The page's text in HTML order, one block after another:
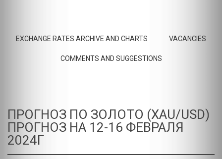
EXCHANGE RATES ARCHIVE AND CHARTS VACANCIES
COMMENTS AND SUGGESTIONS
ПРОГНОЗ ПО ЗОЛОТО (XAU/USD)
ПРОГНОЗ НА 12-16 ФЕВРАЛЯ
2024Г